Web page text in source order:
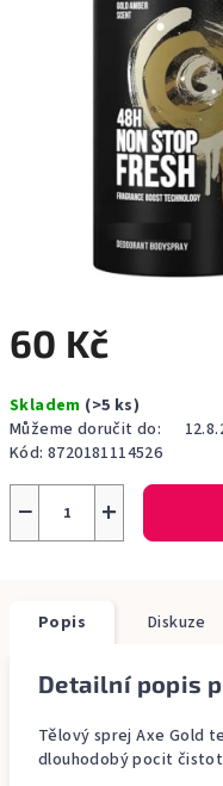
60 Kč
cena:
Skladem (>5 ks)
Můžeme doručit do:
Kód: 8720181114526
+
−
Popis Diskuze
Detailní popis
Tělový sprej Axe Gold
dlouhodobý pocit